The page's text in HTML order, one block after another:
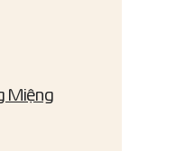
Miệng